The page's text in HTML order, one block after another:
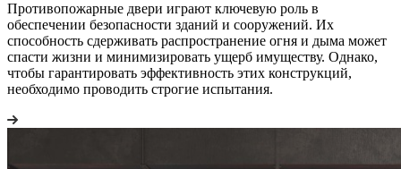
Противопожарные двери играют ключевую роль в
обеспечении безопасности зданий и сооружений. Их
способность сдерживать распространение огня и дыма может
спасти жизни и минимизировать ущерб имуществу. Однако,
чтобы гарантировать эффективность этих конструкций,
необходимо проводить строгие испытания.